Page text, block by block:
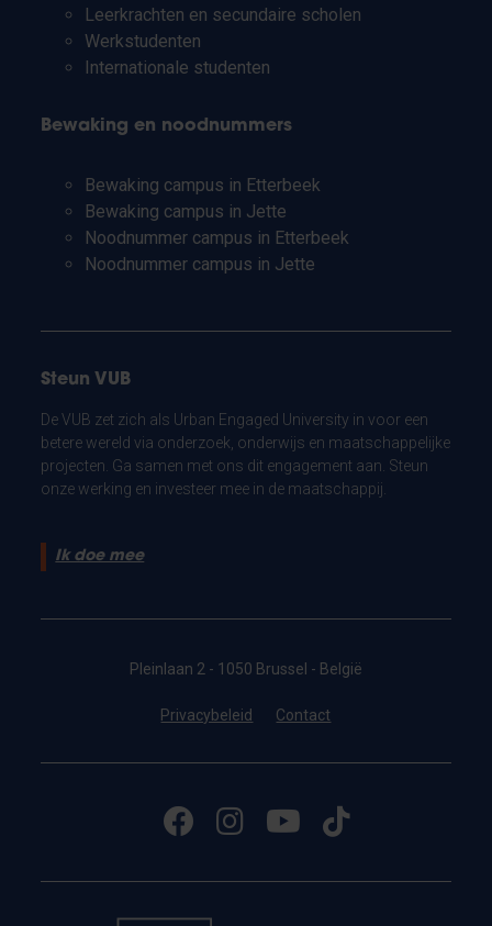
Leerkrachten en secundaire scholen
Werkstudenten
Internationale studenten
Bewaking en noodnummers
Bewaking campus in Etterbeek
Bewaking campus in Jette
Noodnummer campus in Etterbeek
Noodnummer campus in Jette
Steun VUB
De VUB zet zich als Urban Engaged University in voor een
betere wereld via onderzoek, onderwijs en maatschappelijke
projecten. Ga samen met ons dit engagement aan. Steun
onze werking en investeer mee in de maatschappij.
Ik doe mee
Pleinlaan 2 - 1050 Brussel - België
Privacybeleid Contact